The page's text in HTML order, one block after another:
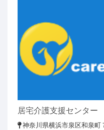
居宅介護支援センタ
神奈川県横浜市泉区和泉